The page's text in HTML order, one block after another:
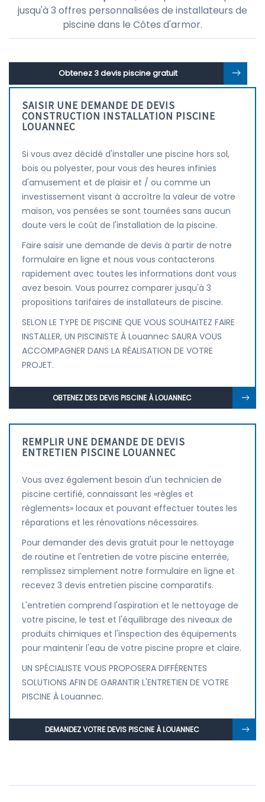
jusqu'à 3 offres personnalisées de installateurs de
piscine dans le Côtes d'armor.
Obtenez 3 devis piscine gratuit
SAISIR UNE DEMANDE DE DEVIS
CONSTRUCTION INSTALLATION PISCINE
LOUANNEC
Si vous avez décidé d'installer une piscine hors sol,
bois ou polyester, pour vous des heures infinies
d'amusement et de plaisir et / ou comme un
investissement visant à accroître la valeur de votre
maison, vos pensées se sont tournées sans aucun
doute vers le coût de l'installation de la piscine.
Faire saisir une demande de devis à partir de notre
formulaire en ligne et nous vous contacterons
rapidement avec toutes les informations dont vous
avez besoin. Vous pourrez comparer jusqu'à 3
propositions tarifaires de installateurs de piscine.
SELON LE TYPE DE PISCINE QUE VOUS SOUHAITEZ FAIRE
INSTALLER, UN PISCINISTE À Louannec SAURA VOUS
ACCOMPAGNER DANS LA RÉALISATION DE VOTRE
PROJET.
OBTENEZ DES DEVIS PISCINE À LOUANNEC
REMPLIR UNE DEMANDE DE DEVIS
ENTRETIEN PISCINE LOUANNEC
Vous avez également besoin d'un technicien de
piscine certifié, connaissant les «règles et
règlements» locaux et pouvant effectuer toutes les
réparations et les rénovations nécessaires.
Pour demander des devis gratuit pour le nettoyage
de routine et l'entretien de votre piscine enterrée,
remplissez simplement notre formulaire en ligne et
recevez 3 devis entretien piscine comparatifs.
L'entretien comprend l'aspiration et le nettoyage de
votre piscine, le test et l'équilibrage des niveaux de
produits chimiques et l'inspection des équipements
pour maintenir l'eau de votre piscine propre et claire.
UN SPÉCIALISTE VOUS PROPOSERA DIFFÉRENTES
SOLUTIONS AFIN DE GARANTIR L'ENTRETIEN DE VOTRE
PISCINE À Louannec.
DEMANDEZ VOTRE DEVIS PISCINE À LOUANNEC